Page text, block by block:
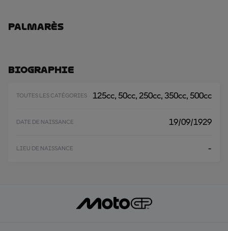
Palmarès
Biographie
TOUTES LES CATÉGORIES 125cc, 50cc, 250cc, 350cc, 500cc
DATE DE NAISSANCE 19/09/1929
LIEU DE NAISSANCE -